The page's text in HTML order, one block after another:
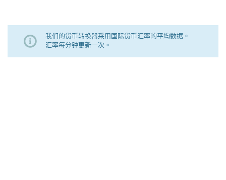
我们的货币转换器采用国际货币汇率的平均数据。
汇率每分钟更新一次。